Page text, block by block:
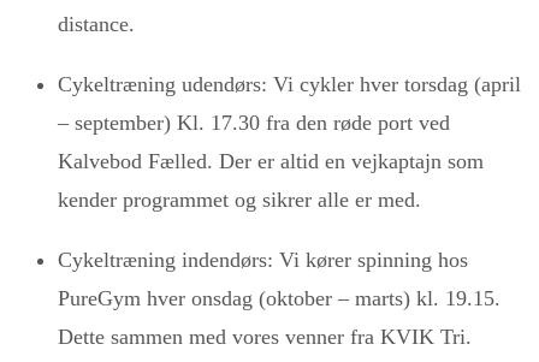
distance.
Cykeltræning udendørs: Vi cykler hver torsdag (april
– september) Kl. 17.30 fra den røde port ved
Kalvebod Fælled. Der er altid en vejkaptajn som
kender programmet og sikrer alle er med.
Cykeltræning indendørs: Vi kører spinning hos
PureGym hver onsdag (oktober – marts) kl. 19.15.
Dette sammen med vores venner fra KVIK Tri.